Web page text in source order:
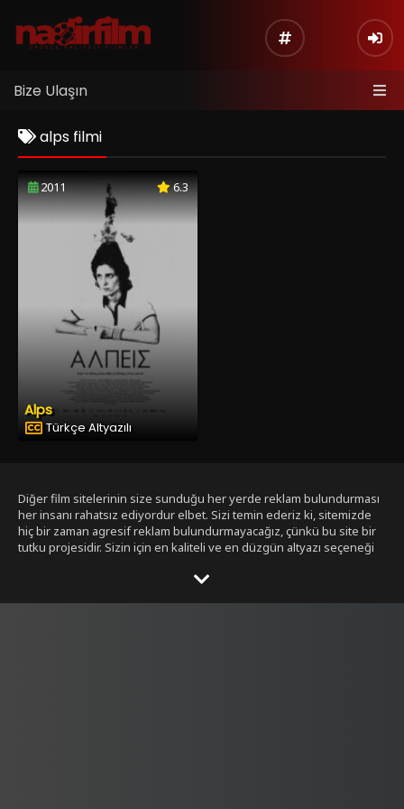
Bize Ulaşın
alps filmi
2011 6.3
Alps
Türkçe Altyazılı
Diğer film sitelerinin size sunduğu her yerde reklam bulundurması
her insanı rahatsız ediyordur elbet. Sizi temin ederiz ki, sitemizde
hiç bir zaman agresif reklam bulundurmayacağız, çünkü bu site bir
tutku projesidir. Sizin için en kaliteli ve en düzgün altyazı seçeneği